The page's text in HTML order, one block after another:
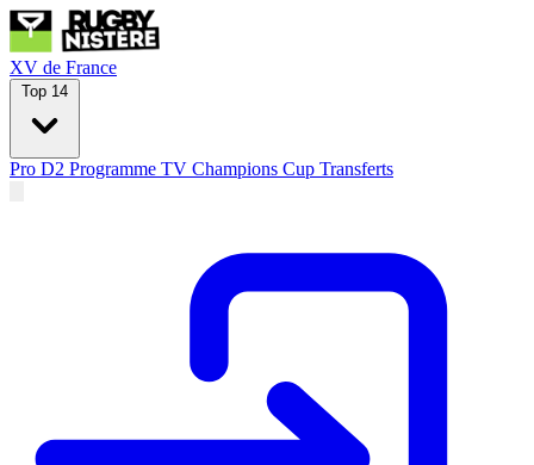
XV de France
Top 14
Pro D2 Programme TV Champions Cup Transferts